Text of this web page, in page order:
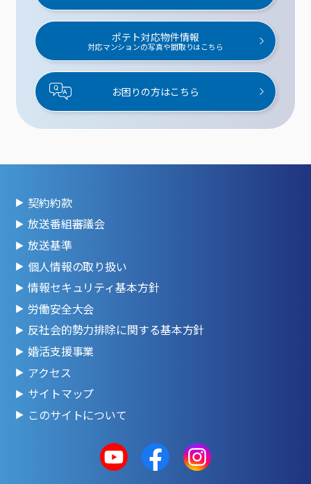
ポテト対応物件情報
対応マンションの写真や間取りはこちら
お困りの方はこちら
契約約款
放送番組審議会
放送基準
個人情報の取り扱い
情報セキュリティ基本方針
労働安全大会
反社会的勢力排除に関する基本方針
婚活支援事業
アクセス
サイトマップ
このサイトについて